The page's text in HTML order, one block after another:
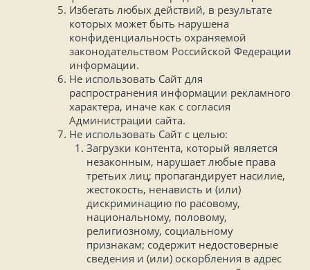
Избегать любых действий, в результате
которых может быть нарушена
конфиденциальность охраняемой
законодательством Российской Федерации
информации.
Не использовать Сайт для
распространения информации рекламного
характера, иначе как с согласия
Администрации сайта.
Не использовать Сайт с целью:
Загрузки контента, который является
незаконным, нарушает любые права
третьих лиц; пропагандирует насилие,
жестокость, ненависть и (или)
дискриминацию по расовому,
национальному, половому,
религиозному, социальному
признакам; содержит недостоверные
сведения и (или) оскорбления в адрес